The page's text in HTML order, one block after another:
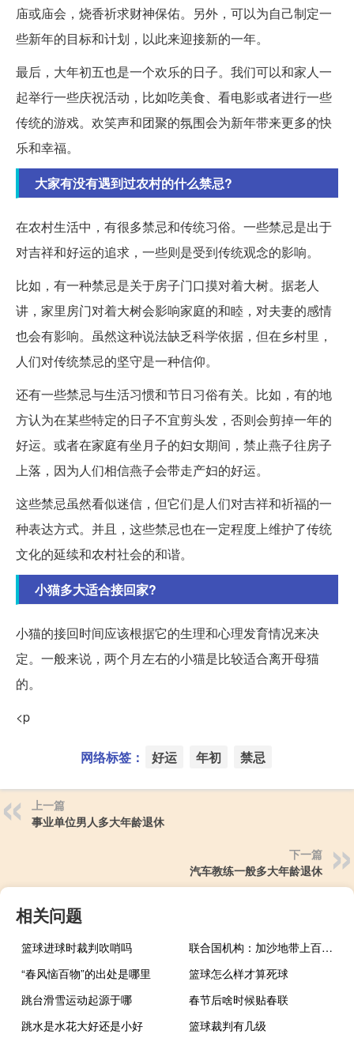
庙或庙会，烧香祈求财神保佑。另外，可以为自己制定一
些新年的目标和计划，以此来迎接新的一年。
最后，大年初五也是一个欢乐的日子。我们可以和家人一
起举行一些庆祝活动，比如吃美食、看电影或者进行一些
传统的游戏。欢笑声和团聚的氛围会为新年带来更多的快
乐和幸福。
大家有没有遇到过农村的什么禁忌?
在农村生活中，有很多禁忌和传统习俗。一些禁忌是出于
对吉祥和好运的追求，一些则是受到传统观念的影响。
比如，有一种禁忌是关于房子门口摸对着大树。据老人
讲，家里房门对着大树会影响家庭的和睦，对夫妻的感情
也会有影响。虽然这种说法缺乏科学依据，但在乡村里，
人们对传统禁忌的坚守是一种信仰。
还有一些禁忌与生活习惯和节日习俗有关。比如，有的地
方认为在某些特定的日子不宜剪头发，否则会剪掉一年的
好运。或者在家庭有坐月子的妇女期间，禁止燕子往房子
上落，因为人们相信燕子会带走产妇的好运。
这些禁忌虽然看似迷信，但它们是人们对吉祥和祈福的一
种表达方式。并且，这些禁忌也在一定程度上维护了传统
文化的延续和农村社会的和谐。
小猫多大适合接回家?
小猫的接回时间应该根据它的生理和心理发育情况来决
定。一般来说，两个月左右的小猫是比较适合离开母猫
的。
<p
网络标签： 好运 年初 禁忌
上一篇
事业单位男人多大年龄退休
下一篇
汽车教练一般多大年龄退休
相关问题
篮球进球时裁判吹哨吗
联合国机构：加沙地带上百名新生儿面临生命危险
“春风恼百物”的出处是哪里
篮球怎么样才算死球
跳台滑雪运动起源于哪
春节后啥时候贴春联
跳水是水花大好还是小好
篮球裁判有几级